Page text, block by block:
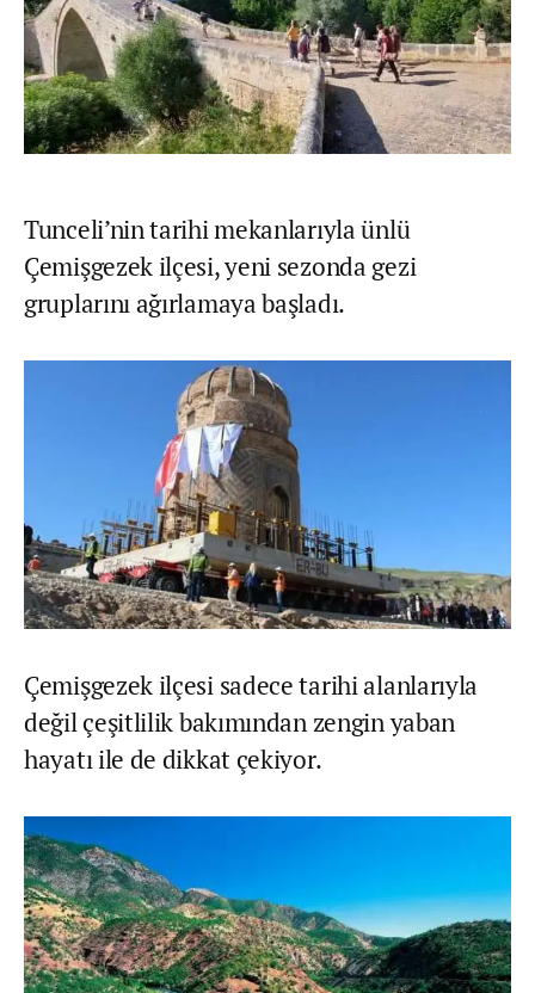
Tunceli’nin tarihi mekanlarıyla ünlü
Çemişgezek ilçesi, yeni sezonda gezi
gruplarını ağırlamaya başladı.
Çemişgezek ilçesi sadece tarihi alanlarıyla
değil çeşitlilik bakımından zengin yaban
hayatı ile de dikkat çekiyor.